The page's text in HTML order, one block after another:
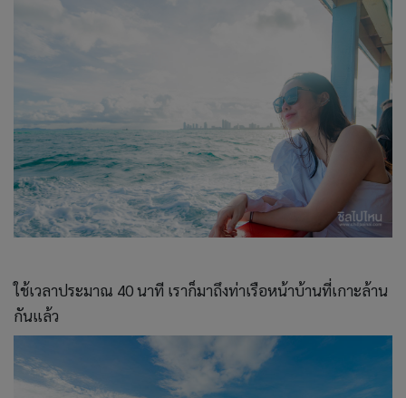
ใช้เวลาประมาณ 40 นาที เราก็มาถึงท่าเรือหน้าบ้านที่เกาะล้าน
กันแล้ว